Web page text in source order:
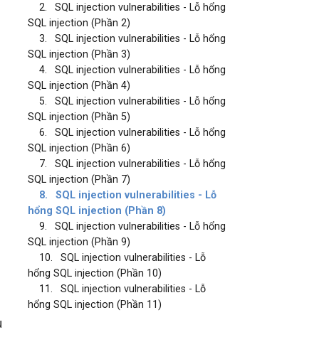
2.
SQL injection vulnerabilities - Lỗ hổng
SQL injection (Phần 2)
3.
SQL injection vulnerabilities - Lỗ hổng
SQL injection (Phần 3)
4.
SQL injection vulnerabilities - Lỗ hổng
SQL injection (Phần 4)
5.
SQL injection vulnerabilities - Lỗ hổng
SQL injection (Phần 5)
6.
SQL injection vulnerabilities - Lỗ hổng
SQL injection (Phần 6)
7.
SQL injection vulnerabilities - Lỗ hổng
SQL injection (Phần 7)
8.
SQL injection vulnerabilities - Lỗ
hổng SQL injection (Phần 8)
9.
SQL injection vulnerabilities - Lỗ hổng
SQL injection (Phần 9)
10.
SQL injection vulnerabilities - Lỗ
hổng SQL injection (Phần 10)
11.
SQL injection vulnerabilities - Lỗ
hổng SQL injection (Phần 11)